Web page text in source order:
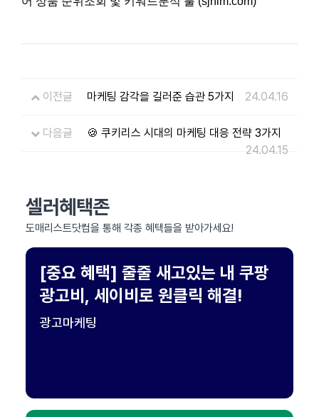
이전글 마케팅 감각을 길러준 습관 5가지 24.04.16
다음글
🍪 쿠키리스 시대의 마케팅 대응 전략 3가지
24.04.15
셀러혜택존
도매리스트닷컴을 통해 각종 혜택들을 받아가세요!
[중요 혜택] 줄줄 새고있는 내 쿠팡
광고비, 세이비로 원클릭 해결!
광고마케팅